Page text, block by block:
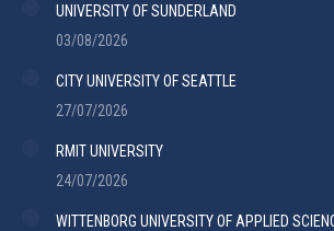
UNIVERSITY OF SUNDERLAND
03/08/2026
CITY UNIVERSITY OF SEATTLE
27/07/2026
RMIT UNIVERSITY
24/07/2026
WITTENBORG UNIVERSITY OF APPLIED